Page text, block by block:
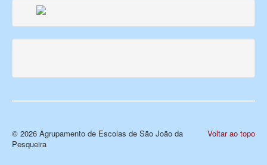
Voltar ao topo
© 2026 Agrupamento de Escolas de São João da
Pesqueira